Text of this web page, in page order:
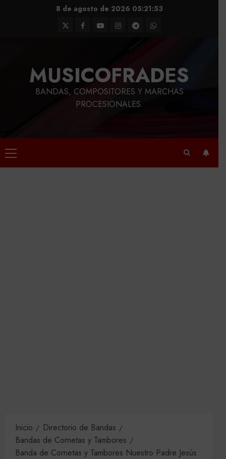
8 de agosto de 2026 05:21:54
TwitterFacebook
YoutubeInstagram
TelegramWhatsApp
MUSICOFRADES
BANDAS, COMPOSITORES Y MARCHAS
PROCESIONALES.
Menú
principal
Inicio
Directorio de Bandas
Bandas de Cornetas y Tambores
Banda de Cornetas y Tambores Nuestro Padre Jesús